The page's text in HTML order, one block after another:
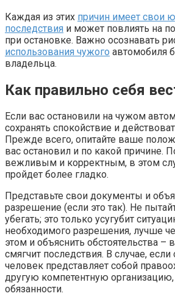
Каждая из этих причин имеет свои
последствия и может повлиять на
при остановке. Важно осознавать
использования чужого автомобиля
владельца.
Как правильно себя
Если вас остановили на чужом
сохранять спокойствие и
Прежде всего, опитайте ваше
вас остановил и по какой причине.
вежливым и корректным, в этом
пройдет более гладко.
Представьте свои документы и
разрешение (если это так). Не
убегать; это только усугубит
необходимого разрешения, лучше
этом и объяснить обстоятельства –
смягчит последствия. В случае,
человек представляет собой
другую компетентную организацию,
обязанности.